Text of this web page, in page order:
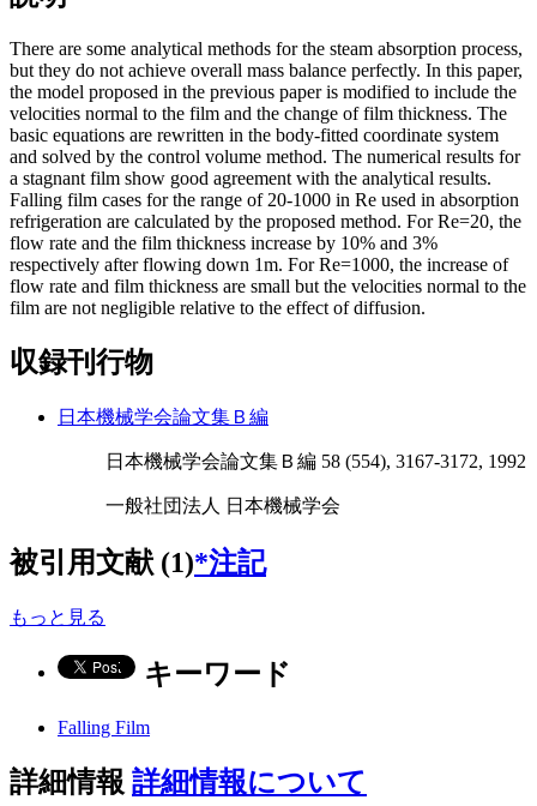
There are some analytical methods for the steam absorption process,
but they do not achieve overall mass balance perfectly. In this paper,
the model proposed in the previous paper is modified to include the
velocities normal to the film and the change of film thickness. The
basic equations are rewritten in the body-fitted coordinate system
and solved by the control volume method. The numerical results for
a stagnant film show good agreement with the analytical results.
Falling film cases for the range of 20-1000 in Re used in absorption
refrigeration are calculated by the proposed method. For Re=20, the
flow rate and the film thickness increase by 10% and 3%
respectively after flowing down 1m. For Re=1000, the increase of
flow rate and film thickness are small but the velocities normal to the
film are not negligible relative to the effect of diffusion.
収録刊行物
日本機械学会論文集Ｂ編
日本機械学会論文集Ｂ編 58 (554), 3167-3172, 1992
一般社団法人 日本機械学会
被引用文献 (1)*注記
もっと見る
キーワード
Falling Film
詳細情報 詳細情報について